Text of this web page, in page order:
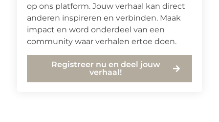
op ons platform. Jouw verhaal kan direct
anderen inspireren en verbinden. Maak
impact en word onderdeel van een
community waar verhalen ertoe doen.
Registreer nu en deel jouw
verhaal!